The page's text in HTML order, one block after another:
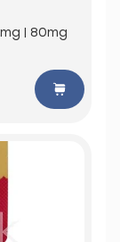
| 80mg